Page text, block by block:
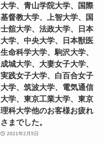
大学、青山学院大学、国際
基督教大学、上智大学、国
士舘大学、法政大学、日本
大学、中央大学、日本獣医
生命科学大学、駒沢大学、
成城大学、大妻女子大学、
実践女子大学、白百合女子
大学、筑波大学、電気通信
大学、東京工業大学、東京
理科大学他のお客様お疲れ
さまでした。
2021年2月5日